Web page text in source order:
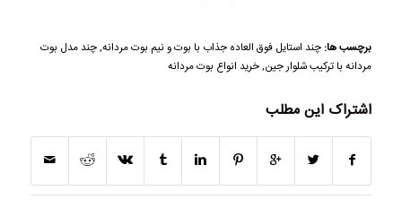
برچسب ها: چند استایل فوق‌ العاده جذاب با بوت و نیم بوت مردانه,چند مدل بوت
مردانه با ترکیب شلوار جین,خرید انواع بوت مردانه
اشتراک این مطلب